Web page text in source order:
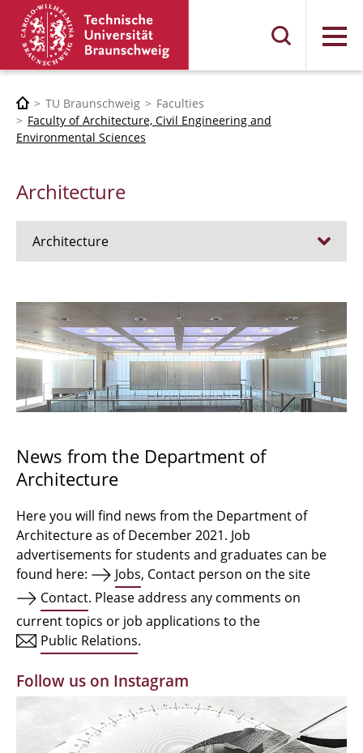
Menu
TU Braunschweig
Faculties
Faculty of Architecture, Civil Engineering and
Environmental Sciences
Architecture
Architecture
Admission procedure 2024
Bachelor Architecture
Bachelor Architecture+
Qualification profile
Semester Programme
Internationales
Facilities
Alumni | cloud club
Documents and Downloads
News from the Department of
Architecture
Here you will find news from the Department of
Architecture as of December 2021. Job
advertisements for students and graduates can be
found here:
Jobs, Contact person on the site
Contact. Please address any comments on
current topics or job applications to the
Public Relations.
Follow us on Instagram